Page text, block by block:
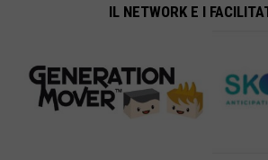
IL NETWORK E I